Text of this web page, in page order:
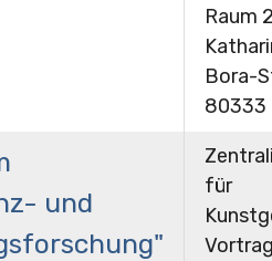
Raum
Bora-
80333
und
für